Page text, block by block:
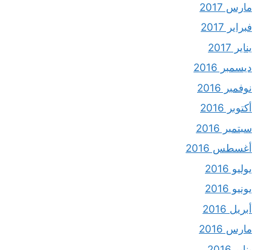
مارس 2017
فبراير 2017
يناير 2017
ديسمبر 2016
نوفمبر 2016
أكتوبر 2016
سبتمبر 2016
أغسطس 2016
يوليو 2016
يونيو 2016
أبريل 2016
مارس 2016